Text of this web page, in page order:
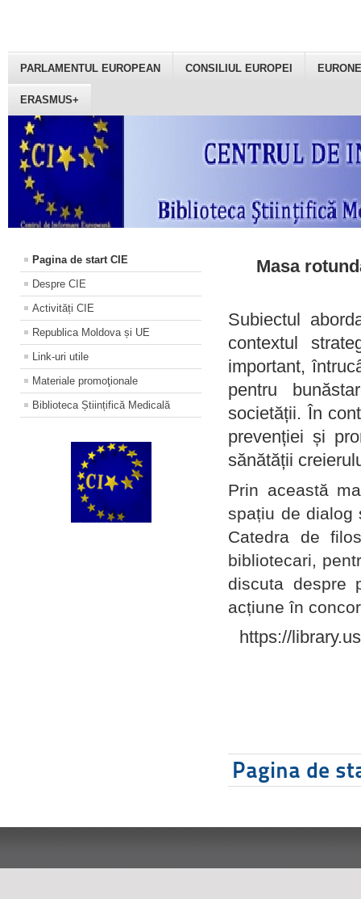
PARLAMENTUL EUROPEAN CONSILIUL EUROPEI
ERASMUS+
Pagina de start CIE
Despre CIE
Activități CIE
Republica Moldova și UE
Link-uri utile
Materiale promoţionale
Biblioteca Științifică Medicală
Masa
Subiectul
contextul
important,
pentru
societății. În
prevenției și
sănătății
Prin această
spațiu de dialog
Catedra de
bibliotecari,
discuta despre
acțiune în
https://
Pagina de